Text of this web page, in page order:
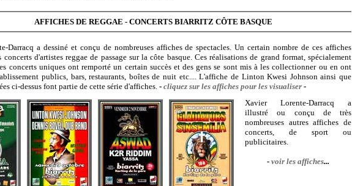
AFFICHES DE REGGAE - CONCERTS BIARRITZ CÔTE BASQUE
Darracq a dessiné et conçu de nombreuses affiches de spectacles. Un certain nombre de ces affiches
concerts d'artistes reggae de passage sur la côte basque. Ces réalisations de grand format, spécialement
concerts uniques ont remporté un certain succès et des gens se sont mis à les collectionner ou en ont
publics, bars, restaurants, boîtes de nuit etc.... L'affiche de Linton Kwesi Johnson ainsi que
ci-dessus font partie de cette série d'affiches. - cliquez sur les affiches pour les visualiser -
Xavier Lorente-Darracq a
illustré ou conçu de très
nombreuses autres affiches de
concerts, de sport ou
publicitaires.
- voir les affiches...